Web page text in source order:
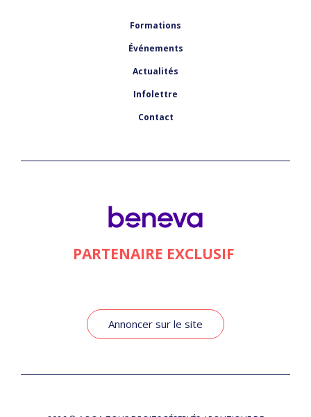
Formations
Événements
Actualités
Infolettre
Contact
PARTENAIRE EXCLUSIF
Annoncer sur le site